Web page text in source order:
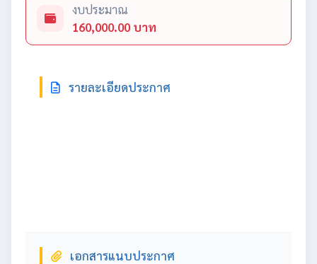
งบประมาณ
160,000.00 บาท
รายละเอียดประกาศ
เอกสารแนบประกาศ